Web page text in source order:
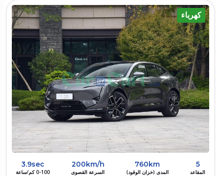
كهرباء
5
المقاعد
760km
المدى (خزان الوقود)
200km/h
السرعة القصوى
3.9sec
0-100 كم/ساعة